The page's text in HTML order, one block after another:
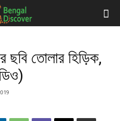
ছবি তোলার হিড়িক,